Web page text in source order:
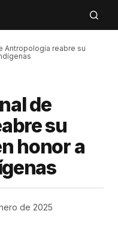
Antropología reabre su
de
su
honor a
de 2025